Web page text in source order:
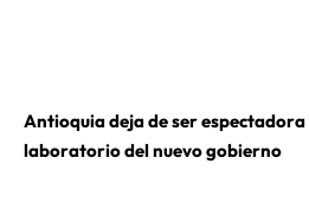
Antioquia deja de ser espectadora
laboratorio del nuevo gobierno